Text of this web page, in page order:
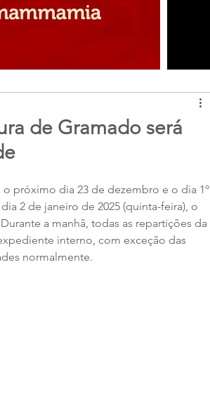
de Gramado será
próximo dia 23 de dezembro e o dia 1º
2 de janeiro de 2025 (quinta-feira), o
a manhã, todas as repartições da
interno, com exceção das
normalmente.